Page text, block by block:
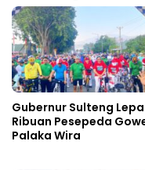
Gubernur Sulteng
Ribuan Pesepeda
Palaka Wira